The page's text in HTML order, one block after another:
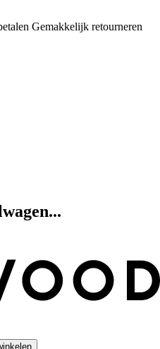
Gemakkelijk retourneren